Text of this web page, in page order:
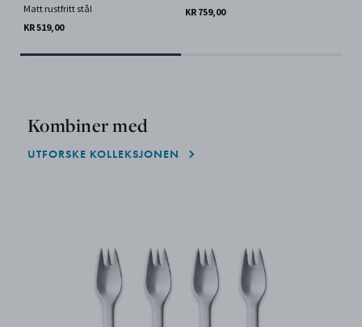
Matt rustfritt stål
KR 519,00
KR 759,00
Kombiner med
UTFORSKE KOLLEKSJONEN